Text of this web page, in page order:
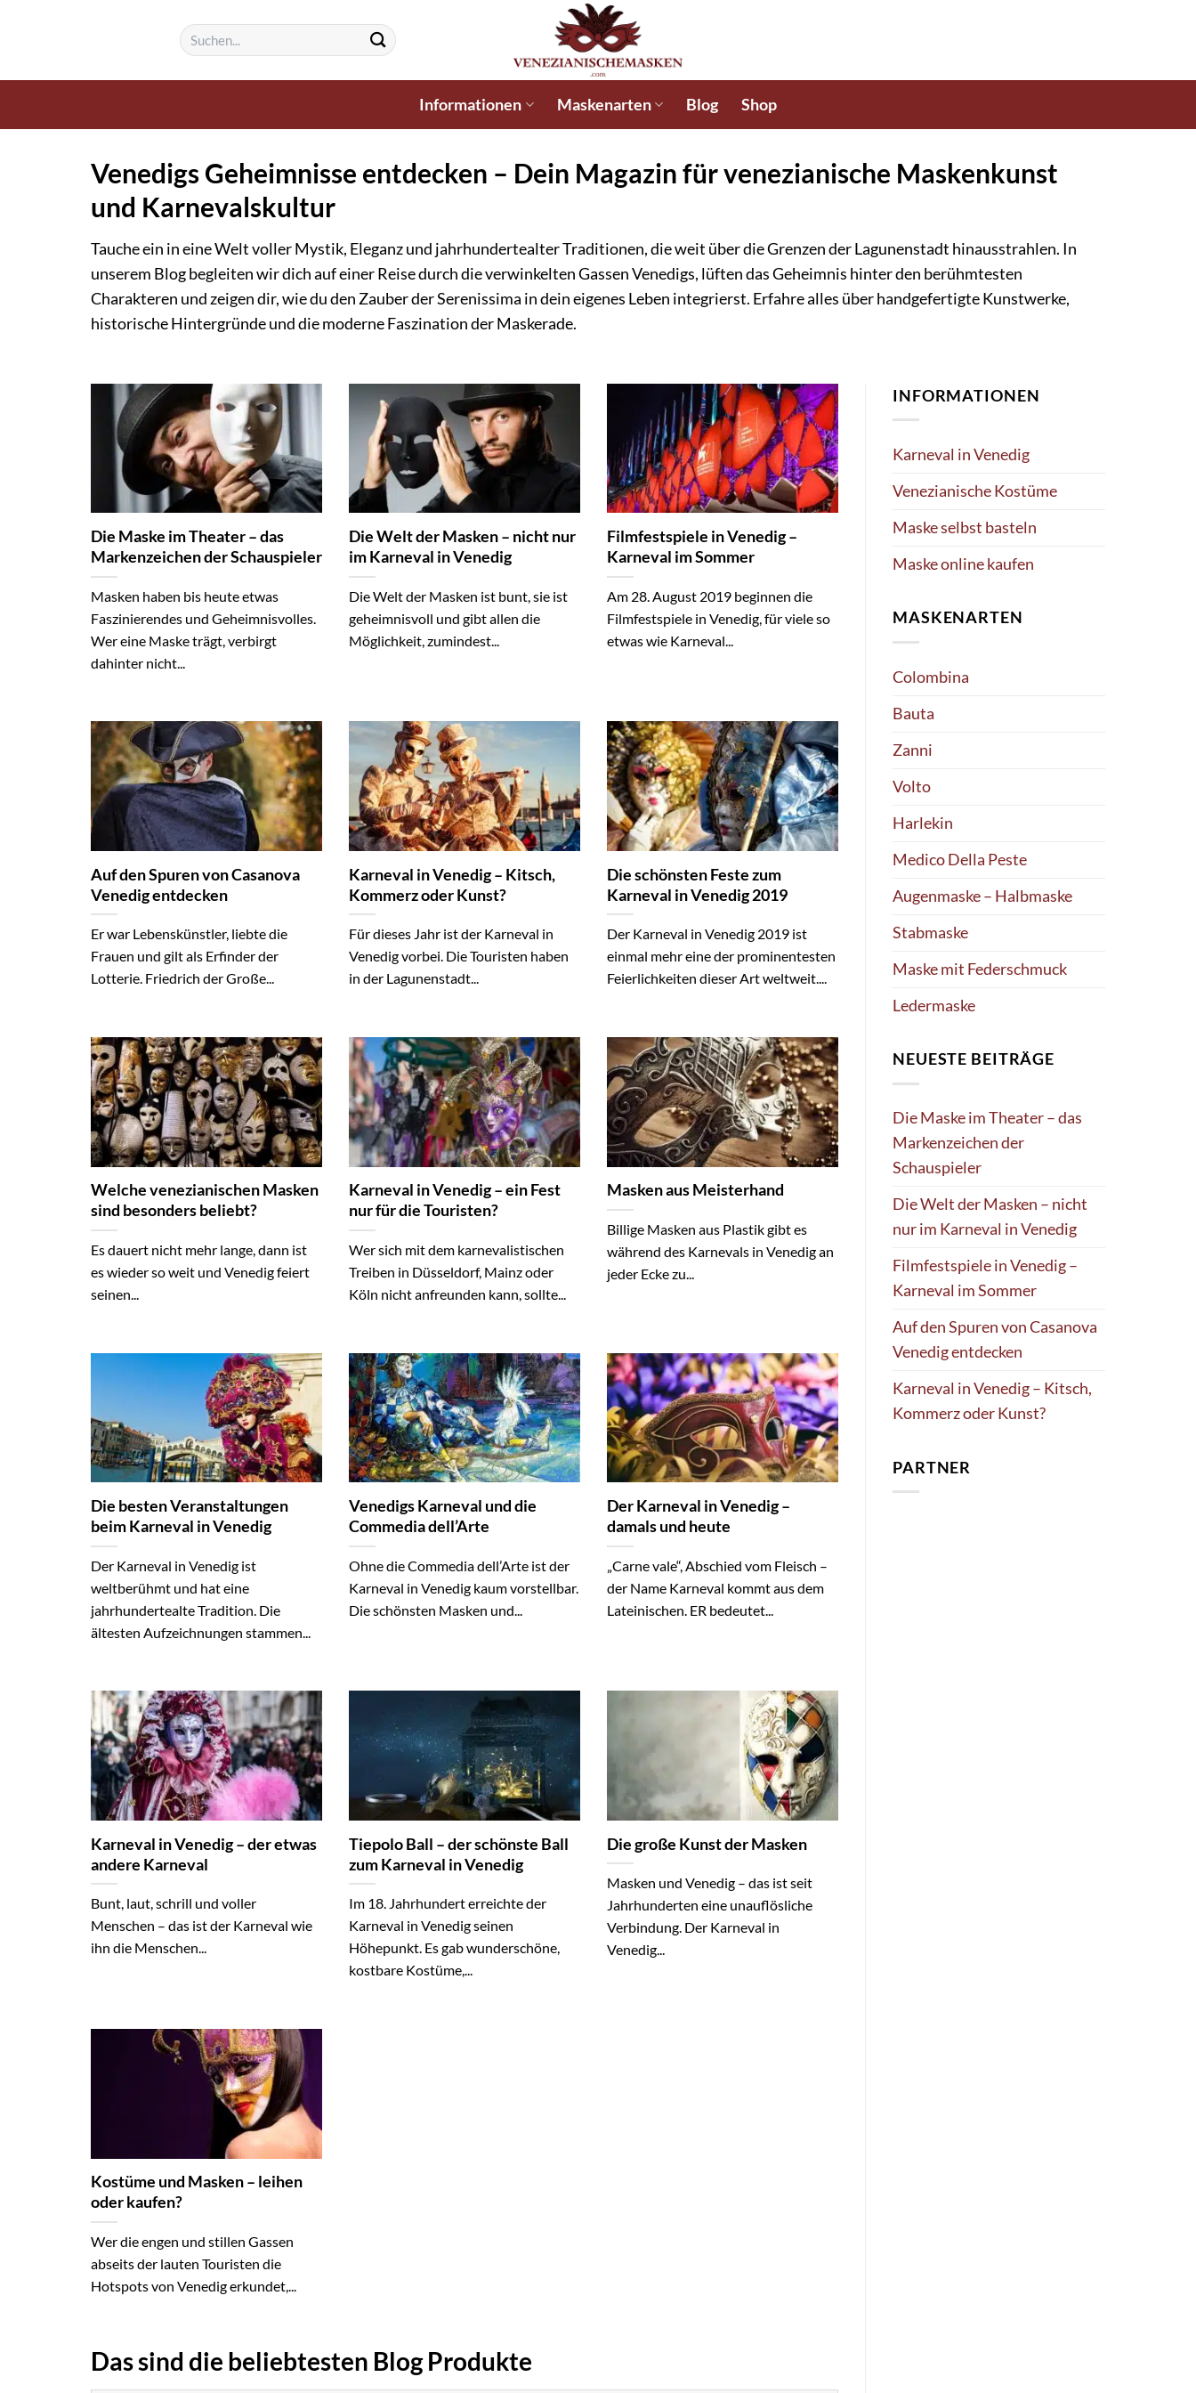
Suchen
nach:
Informationen Maskenarten Blog Shop
Venedigs Geheimnisse entdecken – Dein Magazin für venezianische Maskenkunst
und Karnevalskultur
Tauche ein in eine Welt voller Mystik, Eleganz und jahrhundertealter Traditionen, die weit über die Grenzen der Lagunenstadt hinausstrahlen. In
unserem Blog begleiten wir dich auf einer Reise durch die verwinkelten Gassen Venedigs, lüften das Geheimnis hinter den berühmtesten
Charakteren und zeigen dir, wie du den Zauber der Serenissima in dein eigenes Leben integrierst. Erfahre alles über handgefertigte Kunstwerke,
historische Hintergründe und die moderne Faszination der Maskerade.
Die Maske im Theater – das
Markenzeichen der Schauspieler
Masken haben bis heute etwas
Faszinierendes und Geheimnisvolles.
Wer eine Maske trägt, verbirgt
dahinter nicht...
Die Welt der Masken – nicht nur
im Karneval in Venedig
Die Welt der Masken ist bunt, sie ist
geheimnisvoll und gibt allen die
Möglichkeit, zumindest...
Filmfestspiele in Venedig –
Karneval im Sommer
Am 28. August 2019 beginnen die
Filmfestspiele in Venedig, für viele so
etwas wie Karneval...
Auf den Spuren von Casanova
Venedig entdecken
Er war Lebenskünstler, liebte die
Frauen und gilt als Erfinder der
Lotterie. Friedrich der Große...
Karneval in Venedig – Kitsch,
Kommerz oder Kunst?
Für dieses Jahr ist der Karneval in
Venedig vorbei. Die Touristen haben
in der Lagunenstadt...
Die schönsten Feste zum
Karneval in Venedig 2019
Der Karneval in Venedig 2019 ist
einmal mehr eine der prominentesten
Feierlichkeiten dieser Art weltweit....
Welche venezianischen Masken
sind besonders beliebt?
Es dauert nicht mehr lange, dann ist
es wieder so weit und Venedig feiert
seinen...
Karneval in Venedig – ein Fest
nur für die Touristen?
Wer sich mit dem karnevalistischen
Treiben in Düsseldorf, Mainz oder
Köln nicht anfreunden kann, sollte...
Masken aus Meisterhand
Billige Masken aus Plastik gibt es
während des Karnevals in Venedig an
jeder Ecke zu...
Die besten Veranstaltungen
beim Karneval in Venedig
Der Karneval in Venedig ist
weltberühmt und hat eine
jahrhundertealte Tradition. Die
ältesten Aufzeichnungen stammen...
Venedigs Karneval und die
Commedia dell’Arte
Ohne die Commedia dell’Arte ist der
Karneval in Venedig kaum vorstellbar.
Die schönsten Masken und...
Der Karneval in Venedig –
damals und heute
„Carne vale“, Abschied vom Fleisch –
der Name Karneval kommt aus dem
Lateinischen. ER bedeutet...
Karneval in Venedig – der etwas
andere Karneval
Bunt, laut, schrill und voller
Menschen – das ist der Karneval wie
ihn die Menschen...
Tiepolo Ball – der schönste Ball
zum Karneval in Venedig
Im 18. Jahrhundert erreichte der
Karneval in Venedig seinen
Höhepunkt. Es gab wunderschöne,
kostbare Kostüme,...
Die große Kunst der Masken
Masken und Venedig – das ist seit
Jahrhunderten eine unauflösliche
Verbindung. Der Karneval in
Venedig...
Kostüme und Masken – leihen
oder kaufen?
Wer die engen und stillen Gassen
abseits der lauten Touristen die
Hotspots von Venedig erkundet,...
Das sind die beliebtesten Blog Produkte
INFORMATIONEN
Karneval in Venedig
Venezianische Kostüme
Maske selbst basteln
Maske online kaufen
MASKENARTEN
Colombina
Bauta
Zanni
Volto
Harlekin
Medico Della Peste
Augenmaske – Halbmaske
Stabmaske
Maske mit Federschmuck
Ledermaske
NEUESTE BEITRÄGE
Die Maske im Theater – das
Markenzeichen der
Schauspieler
Die Welt der Masken – nicht
nur im Karneval in Venedig
Filmfestspiele in Venedig –
Karneval im Sommer
Auf den Spuren von Casanova
Venedig entdecken
Karneval in Venedig – Kitsch,
Kommerz oder Kunst?
PARTNER